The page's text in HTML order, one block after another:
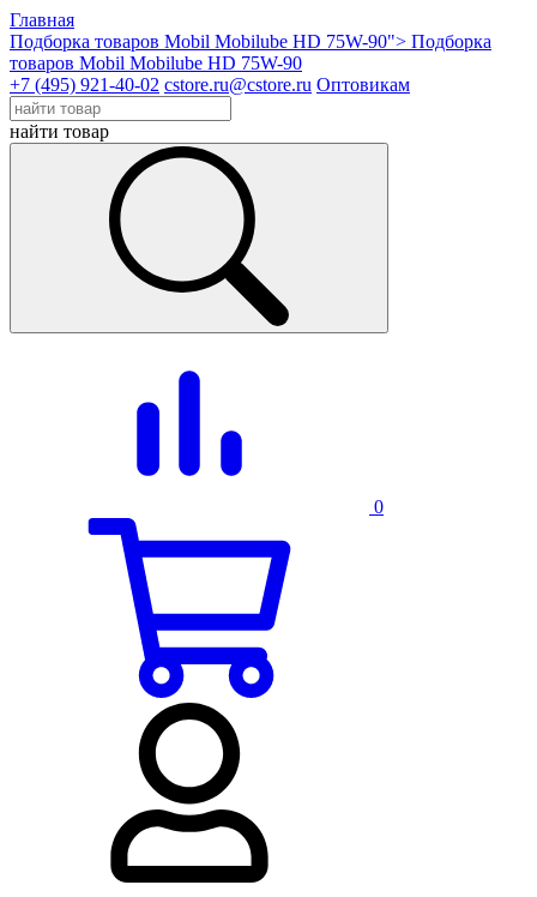
Главная
Подборка товаров Mobil Mobilube HD 75W-90"> Подборка
товаров Mobil Mobilube HD 75W-90
+7 (495) 921-40-02 cstore.ru@cstore.ru Оптовикам
найти товар
0